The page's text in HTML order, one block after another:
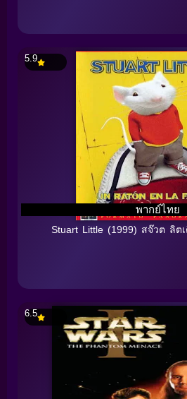
พากย์ไทย
5.9
Stuart Little (1999) สจ๊วต ลิต
6.5